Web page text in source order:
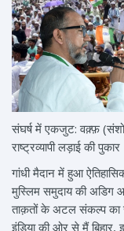
संघर्ष में एकजुट: वक़्फ़
राष्ट्रव्यापी लड़ाई की पुकार
गांधी मैदान में हुआ
मुस्लिम समुदाय की अडिग
ताक़तों के अटल संकल्प का
इंडिया की ओर से मैं